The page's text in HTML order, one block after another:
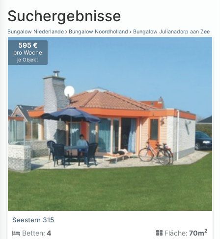
Suchergebnisse
Bungalow Niederlande Bungalow Noordholland Bungalow Julianadorp aan Zee
595 €
pro Woche
je Objekt
Seestern 315
Betten: 4 Fläche: 70m2